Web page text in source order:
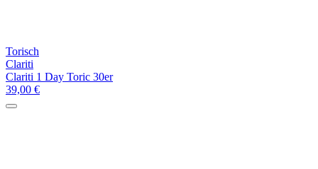
Torisch
Clariti
Clariti 1 Day Toric 30er
39,00 €